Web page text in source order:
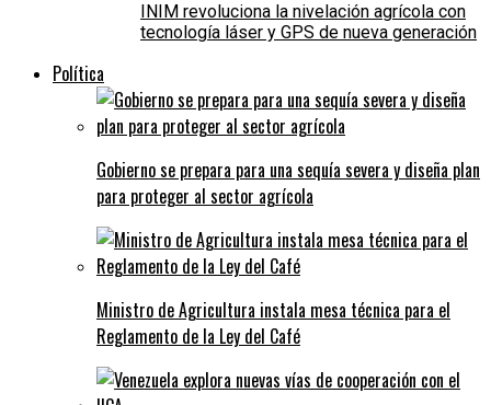
INIM revoluciona la nivelación agrícola con
tecnología láser y GPS de nueva generación
Política
Gobierno se prepara para una sequía severa y diseña plan
para proteger al sector agrícola
Ministro de Agricultura instala mesa técnica para el
Reglamento de la Ley del Café